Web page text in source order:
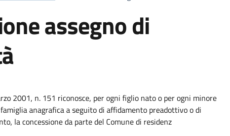
assegno di
2001, n. 151 riconosce, per ogni figlio nato o per ogni minore
anagrafica a seguito di affidamento preadottivo o di
la concessione da parte del Comune di residenz